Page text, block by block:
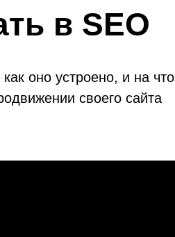
в SEO
оно устроено, и на что
своего сайта